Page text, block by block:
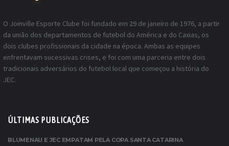
O Joinville Esporte Clube foi fundado em 29 de janeiro de 1976, a partir
da união dos departamentos de futebol do América e do Caxias, os
dois clubes profissionais da cidade na época. Ambas as equipes
enfrentavam sucessivas crises, e foi com uma parceria entre dois
tradicionais adversários do futebol local que começou a história do
JEC.
ÚLTIMAS PUBLICAÇÕES
BLUMENAU E JEC EMPATAM PELA COPA SANTA CATARINA